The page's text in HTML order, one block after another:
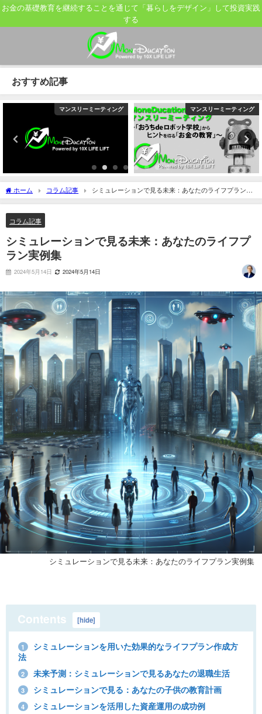
お金の基礎教育を継続することを通じて「暮らしをデザイン」して投資実践
する
おすすめ記事
マンスリーミーティング マンスリーミーティ
ホーム コラム記事
シミュレーションで見る未来：あなたのライフプラン実
例集
コラム記事
シミュレーションで見る未来：あなたのライフプ
ラン実例集
2024年5月14日 2024年5月14日
シミュレーションで見る未来：あなたのライフプラン実例集
Contents [hide]
1
シミュレーションを用いた効果的なライフプラン作成方
法
2 未来予測：シミュレーションで見るあなたの退職生活
3 シミュレーションで見る：あなたの子供の教育計画
4 シミュレーションを活用した資産運用の成功例